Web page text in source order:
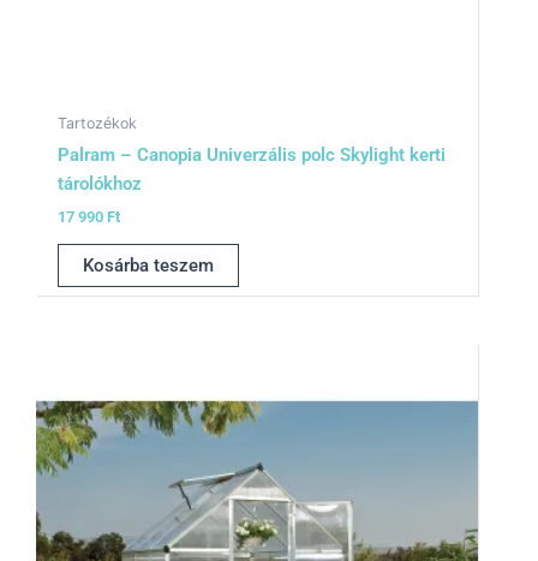
Tartozékok
Palram – Canopia Univerzális polc Skylight kerti
tárolókhoz
17 990 Ft
Kosárba teszem